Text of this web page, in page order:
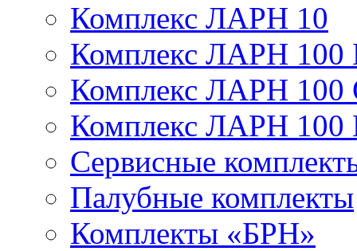
Комплекс ЛАРН 10
Комплекс ЛАРН 100
Комплекс ЛАРН 100
Комплекс ЛАРН 100
Сервисные
Палубные комплекты
Комплекты «БРН»